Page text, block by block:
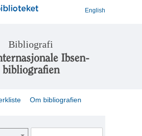
English
Bibliografi
Ibsen-
bibliografien
Om bibliografien